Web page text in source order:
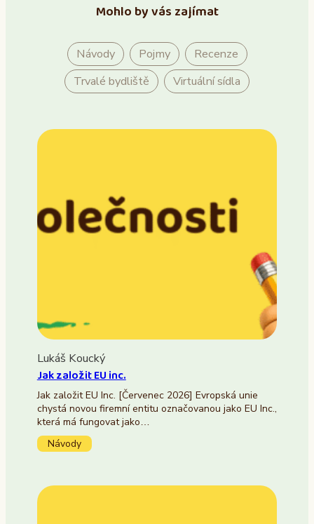
Mohlo by vás zajímat
Návody Pojmy
Recenze
Trvalé bydliště
Virtuální sídla
Lukáš Koucký
Jak založit EU inc.
Jak založit EU Inc. [Červenec 2026] Evropská unie
chystá novou firemní entitu označovanou jako EU Inc.,
která má fungovat jako…
Návody